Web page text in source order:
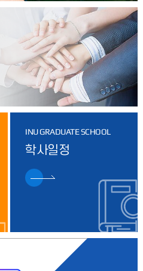
INU GRADUATE SCHOOL
학사일정